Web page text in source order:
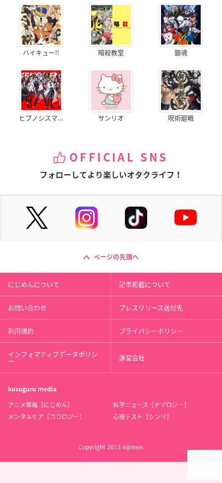
ハイキュー!! 暗殺教室 銀魂
ヒプノシスマ... サンリオ 呪術廻戦
OFFICIAL SNS
フォローしてより楽しいオタクライフ！
ページの先頭へ
にじめんについて 記事掲載について
お問い合わせ プレスリリース送付先
利用規約 プライバシーポリシー
インフォマティブデータポリシ
ー 運営会社
kusuguru media
アニメ情報［にじめん］
科学ニュース［ナゾロジー］
メンタルケア［ココロジー］
心理テスト［シンリ］
Copyright 2013 nijimen.